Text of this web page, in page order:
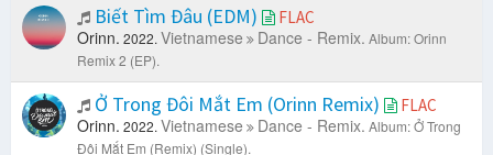
Biết Tìm Đâu (EDM) FLAC
Orinn. 2022. Vietnamese Dance - Remix. Album: Orinn
Remix 2 (EP).
Ở Trong Đôi Mắt Em (Orinn Remix) FLAC
Orinn. 2022. Vietnamese Dance - Remix. Album: Ở Trong
Đôi Mắt Em (Remix) (Single).